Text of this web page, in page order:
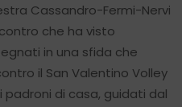
Cassandro-Fermi-Nervi
che ha visto
in una sfida che
il San Valentino Volley
padroni di casa, guidati dal